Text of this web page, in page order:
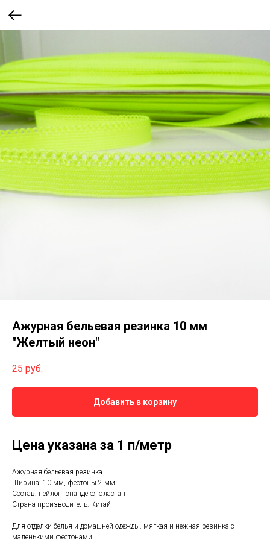
Ажурная бельевая резинка 10 мм
"Желтый неон"
25 руб.
Добавить в корзину
Цена указана за 1 п/метр
Ажурная бельевая резинка
Ширина: 10 мм, фестоны 2 мм
Состав: нейлон, спандекс, эластан
Страна производитель: Китай
Для отделки белья и домашней одежды. мягкая и нежная резинка с
маленькими фестонами.